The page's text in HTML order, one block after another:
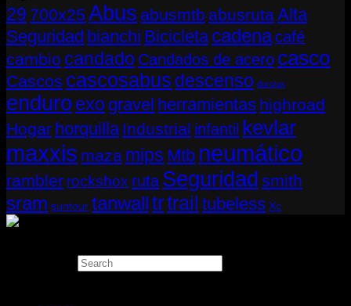
29 700x25 Abus abusmtb abusrutaAlta
Seguridad bianchi Bicicleta cadenacafé
cambio candado Candados de acero casco
Cascos cascosabus descenso durolux
enduro exo gravel herramientas highroad
Hogar horquilla Industrial infantil kevlar
maxxis maza mips Mtb neumático
rambler rockshox ruta Seguridad smith
sram suntour tanwalltrtrail tubeless Xc